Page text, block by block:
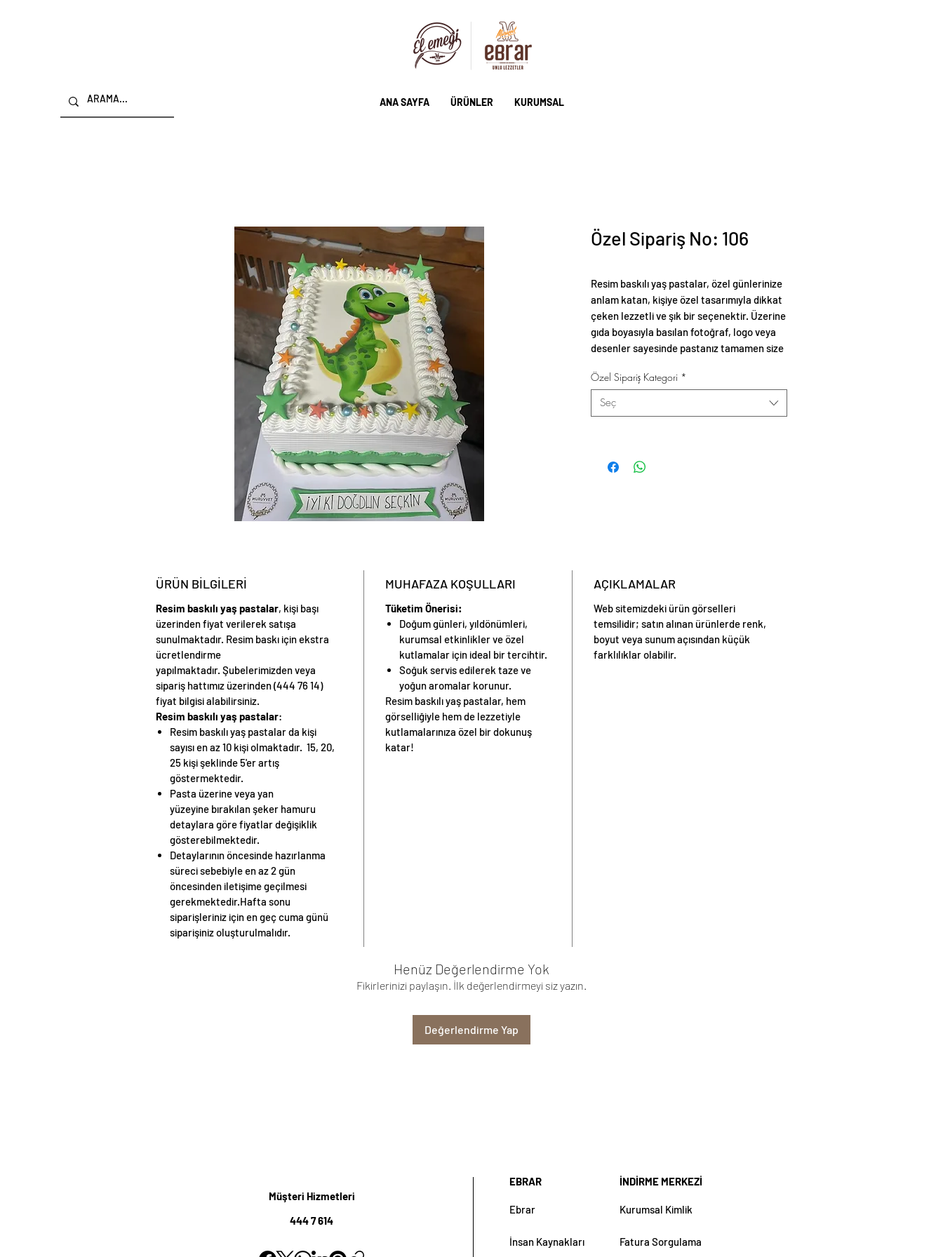
ANA SAYFA ÜRÜNLER KURUMSAL
Özel Sipariş No: 106
Resim baskılı yaş pastalar, özel günlerinize
anlam katan, kişiye özel tasarımıyla dikkat
çeken lezzetli ve şık bir seçenektir. Üzerine
gıda boyasıyla basılan fotoğraf, logo veya
desenler sayesinde pastanız tamamen size
Özel Sipariş Kategori *
Seç
ÜRÜN BİLGİLERİ
Resim baskılı yaş pastalar, kişi başı
üzerinden fiyat verilerek satışa
sunulmaktadır. Resim baskı için ekstra
ücretlendirme
yapılmaktadır. Şubelerimizden veya
sipariş hattımız üzerinden (444 76 14)
fiyat bilgisi alabilirsiniz.
Resim baskılı yaş pastalar:
Resim baskılı yaş pastalar da kişi
sayısıen az 10 kişi olmaktadır. 15, 20,
25 kişi şeklinde 5'er artış
göstermektedir.
Pasta üzerine veya yan
yüzeyine bırakılan şeker hamuru
detaylara göre fiyatlar değişiklik
gösterebilmektedir.
Detaylarının öncesinde hazırlanma
süreci sebebiyle en az 2 gün
öncesinden iletişime geçilmesi
gerekmektedir.Hafta sonu
siparişleriniz için en geç cuma günü
siparişiniz oluşturulmalıdır.
MUHAFAZA KOŞULLARI
Tüketim Önerisi:
Doğum günleri, yıldönümleri,
kurumsal etkinlikler ve özel
kutlamalar için ideal bir tercihtir.
Soğuk servis edilerek taze ve
yoğun aromalar korunur.
Resim baskılı yaş pastalar, hem
görselliğiyle hem de lezzetiyle
kutlamalarınıza özel bir dokunuş
katar!
AÇIKLAMALAR
Web sitemizdeki ürün görselleri
temsilidir; satın alınan ürünlerde renk,
boyut veya sunum açısından küçük
farklılıklar olabilir.
Henüz Değerlendirme Yok
Fikirlerinizi paylaşın. İlk değerlendirmeyi siz yazın.
Değerlendirme Yap
Müşteri Hizmetleri
444 7 614
EBRAR
Ebrar
İnsan Kaynakları
İNDİRME MERKEZİ
Kurumsal Kimlik
Fatura Sorgulama